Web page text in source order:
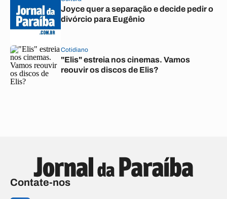
Joyce quer a separação e decide pedir o
divórcio para Eugênio
Cotidiano
"Elis" estreia nos cinemas. Vamos
reouvir os discos de Elis?
Contate-nos